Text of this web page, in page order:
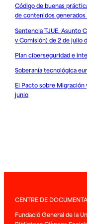
Código de buenas
de contenidos
Sentencia TJUE. Asunto
v Comisión) de 2 de julio
Plan ciberseguridad e
Soberanía tecnológica
El Pacto sobre Migración
junio
CENTRE DE
Fundació General de la